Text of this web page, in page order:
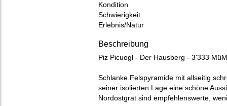
Kondition
Schwierigkeit
Erlebnis/Natur
Beschreibung
Piz Picuogl - Der Hausberg - 3'333
Schlanke Felspyramide mit allseitig
seiner isolierten Lage eine schöne
Nordostgrat sind empfehlenswerte,